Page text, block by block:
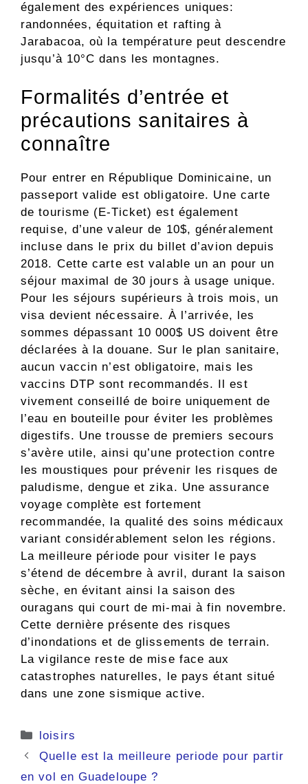
également des expériences uniques:
randonnées, équitation et rafting à
Jarabacoa, où la température peut descendre
jusqu’à 10°C dans les montagnes.
Formalités d’entrée et
précautions sanitaires à
connaître
Pour entrer en République Dominicaine, un
passeport valide est obligatoire. Une carte
de tourisme (E-Ticket) est également
requise, d’une valeur de 10$, généralement
incluse dans le prix du billet d’avion depuis
2018. Cette carte est valable un an pour un
séjour maximal de 30 jours à usage unique.
Pour les séjours supérieurs à trois mois, un
visa devient nécessaire. À l’arrivée, les
sommes dépassant 10 000$ US doivent être
déclarées à la douane. Sur le plan sanitaire,
aucun vaccin n’est obligatoire, mais les
vaccins DTP sont recommandés. Il est
vivement conseillé de boire uniquement de
l’eau en bouteille pour éviter les problèmes
digestifs. Une trousse de premiers secours
s’avère utile, ainsi qu’une protection contre
les moustiques pour prévenir les risques de
paludisme, dengue et zika. Une assurance
voyage complète est fortement
recommandée, la qualité des soins médicaux
variant considérablement selon les régions.
La meilleure période pour visiter le pays
s’étend de décembre à avril, durant la saison
sèche, en évitant ainsi la saison des
ouragans qui court de mi-mai à fin novembre.
Cette dernière présente des risques
d’inondations et de glissements de terrain.
La vigilance reste de mise face aux
catastrophes naturelles, le pays étant situé
dans une zone sismique active.
Catégories
loisirs
Quelle est la meilleure periode pour partir
en vol en Guadeloupe ?